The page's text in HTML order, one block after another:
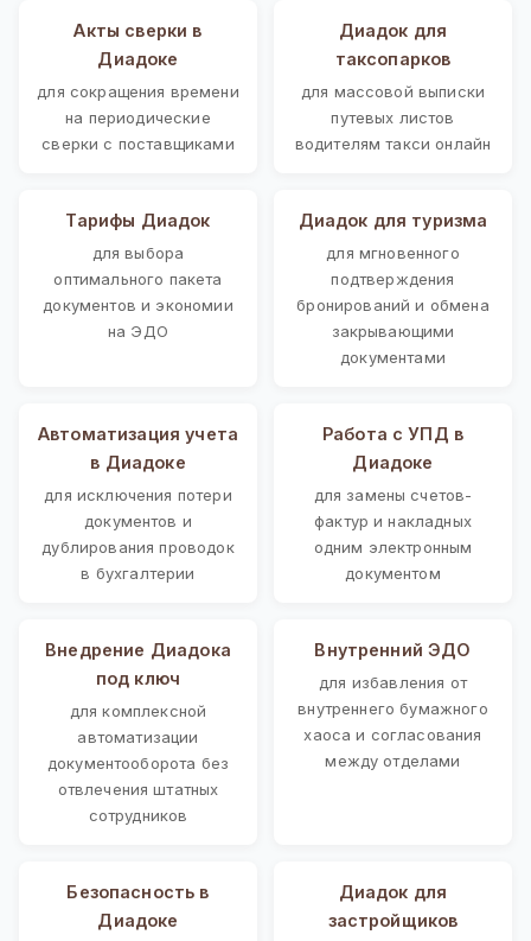
Акты сверки в
Диадоке
для сокращения времени
на периодические
сверки с поставщиками
Диадок для
таксопарков
для массовой выписки
путевых листов
водителям такси онлайн
Тарифы Диадок
для выбора
оптимального пакета
документов и экономии
на ЭДО
Диадок для туризма
для мгновенного
подтверждения
бронирований и обмена
закрывающими
документами
Автоматизация учета
в Диадоке
для исключения потери
документов и
дублирования проводок
в бухгалтерии
Работа с УПД в
Диадоке
для замены счетов-
фактур и накладных
одним электронным
документом
Внедрение Диадока
под ключ
для комплексной
автоматизации
документооборота без
отвлечения штатных
сотрудников
Внутренний ЭДО
для избавления от
внутреннего бумажного
хаоса и согласования
между отделами
Безопасность в
Диадоке
Диадок для
застройщиков